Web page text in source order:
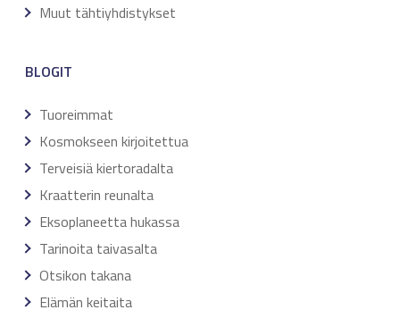
Muut tähtiyhdistykset
BLOGIT
Tuoreimmat
Kosmokseen kirjoitettua
Terveisiä kiertoradalta
Kraatterin reunalta
Eksoplaneetta hukassa
Tarinoita taivasalta
Otsikon takana
Elämän keitaita